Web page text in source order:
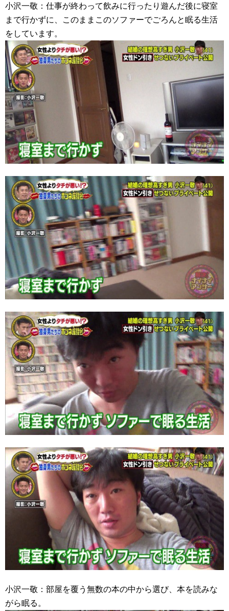
小沢一敬：仕事が終わって飲みに行ったり遊んだ後に寝室
まで行かずに、このままこのソファーでごろんと眠る生活
をしています。
小沢一敬：部屋を覆う無数の本の中から選び、本を読みな
がら眠る。